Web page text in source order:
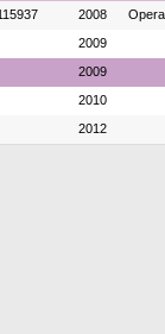
2008
2009
2009
2010
2012